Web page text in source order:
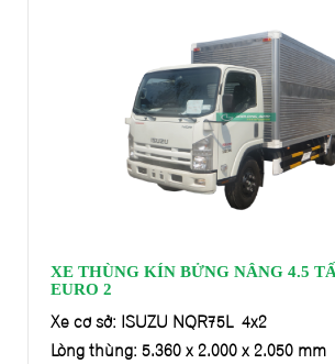
XE THÙNG KÍN BỬNG NÂNG 4.5
EURO 2
Xe cơ sở: ISUZU NQR75L 4x2
Lòng thùng: 5.360 x 2.000 x 2.050 mm